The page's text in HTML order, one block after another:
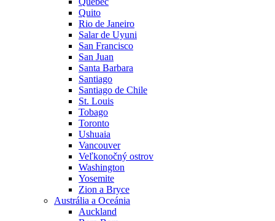
Quito
Rio de Janeiro
Salar de Uyuni
San Francisco
San Juan
Santa Barbara
Santiago
Santiago de Chile
St. Louis
Tobago
Toronto
Ushuaia
Vancouver
Veľkonočný ostrov
Washington
Yosemite
Zion a Bryce
Austrália a Oceánia
Auckland